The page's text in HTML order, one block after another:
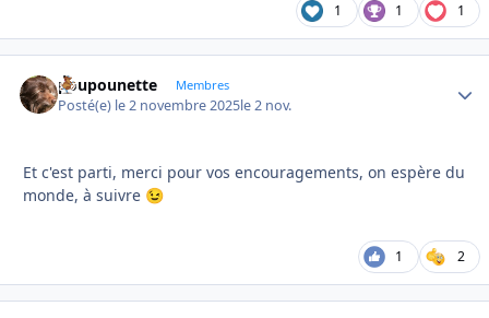
1 1 1
poupounette Membres
Posté(e) le 2 novembre 2025le 2 nov.
Et c'est parti, merci pour vos encouragements, on espère du
monde, à suivre 😉
1 2